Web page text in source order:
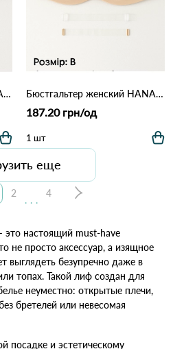
Бюстгальтер женский HANA 67080B 16,1 Черный Бюстгальтер женский HANA 67080B 16,1 Бежевый
187.20 грн/од
1 шт
еще
2
...
4
настоящий must-have
не просто аксессуар, а изящное
выглядеть безупречно даже в
топах. Такой лиф создан для
неуместно: открытые плечи,
бретелей или невесомая
посадке и эстетическому